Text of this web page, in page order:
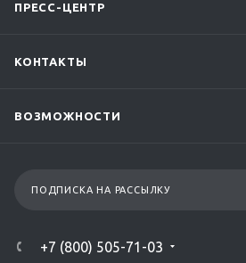
ПРЕСС-ЦЕНТР
КОНТАКТЫ
ВОЗМОЖНОСТИ
ПОДПИСКА НА РАССЫЛКУ
+7 (800) 505-71-03